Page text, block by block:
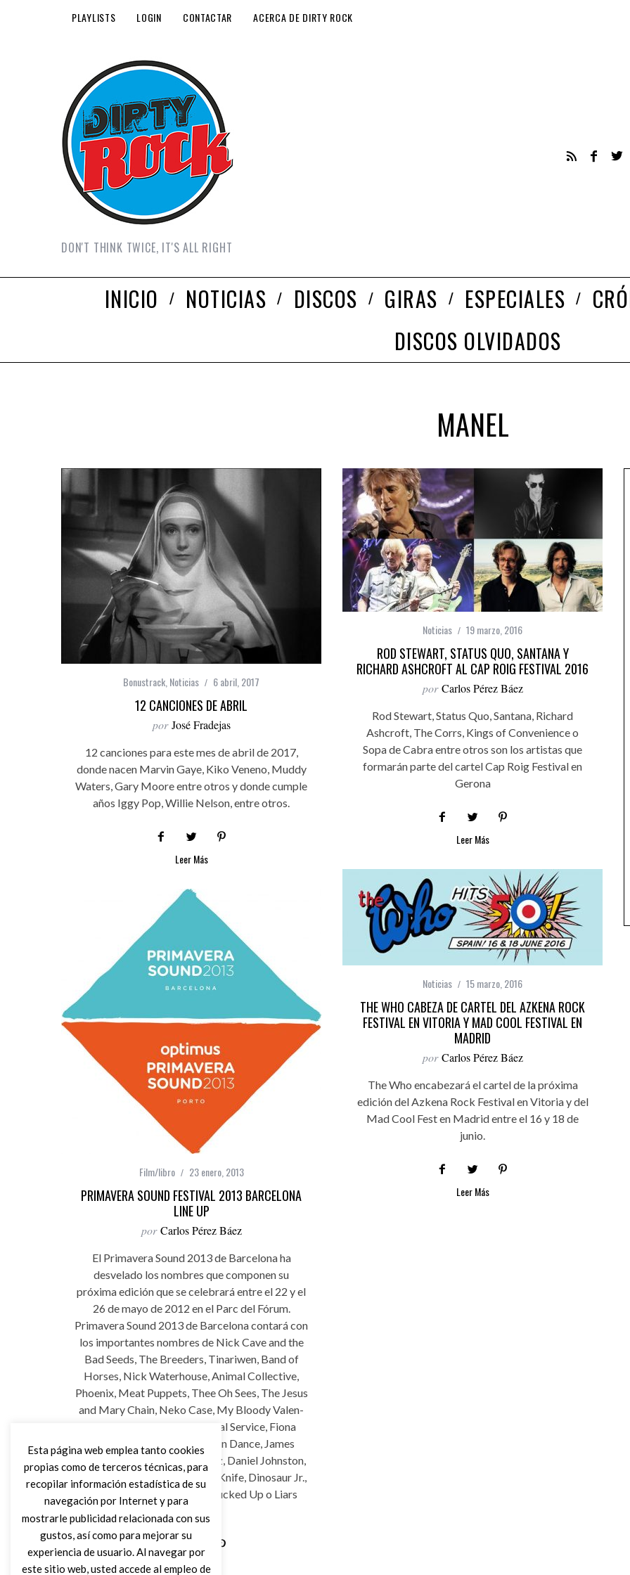
PLAYLISTS LOGIN CONTACTAR ACERCA DE DIRTY ROCK
DON'T THINK TWICE, IT'S ALL RIGHT
INICIO NOTICIAS DISCOS GIRAS ESPECIALES
DISCOS OLVIDADOS
MANEL
Bonustrack Noticias 6 abril, 2017
12 CANCIONES DE ABRIL
por José Fradejas
12 canciones para este mes de abril de 2017,
donde nacen Marvin Gaye, Kiko Veneno, Muddy
Waters, Gary Moore entre otros y donde cumple
años Iggy Pop, Willie Nelson, entre otros.
Leer Más
Noticias 19 marzo, 2016
ROD STEWART, STATUS QUO, SANTANA Y
RICHARD ASHCROFT AL CAP ROIG FESTIVAL 2016
por Carlos Pérez Báez
Rod Stewart, Status Quo, Santana, Richard
Ashcroft, The Corrs, Kings of Convenience o
Sopa de Cabra entre otros son los artistas que
formarán parte del cartel Cap Roig Festival en
Gerona
Leer Más
Noticias 15 marzo, 2016
THE WHO CABEZA DE CARTEL DEL AZKENA ROCK
FESTIVAL EN VITORIA Y MAD COOL FESTIVAL EN
MADRID
por Carlos Pérez Báez
The Who encabezará el cartel de la próxima
edición del Azkena Rock Festival en Vitoria y del
Mad Cool Fest en Madrid entre el 16 y 18 de
junio.
Leer Más
Film/libro 23 enero, 2013
PRIMAVERA SOUND FESTIVAL 2013 BARCELONA
LINE UP
por Carlos Pérez Báez
El Primavera Sound 2013 de Barcelona ha
desvelado los nombres que componen su
próxima edición que se cele­brará entre el 22 y el
26 de mayo de 2012 en el Parc del Fórum.
Primavera Sound 2013 de Barcelona contará con
los importantes nombres de Nick Cave and the
Bad Seeds, The Breeders, Tina­ri­wen, Band of
Hor­ses, Nick Waterhouse, Ani­mal Collec­tive,
Phoe­nix, Meat Puppets, Thee Oh Sees, The Jesus
and Mary Chain, Neko Case, My Bloody Valen­
tine, Tame Impala, The Pos­tal Ser­vice, Fiona
Apple, Deer­hun­ter, Dead Can Dance, James
Blake, Grizzly Bear, Rodri­guez, Daniel Johns­ton,
Neu­ro­sis, Wu-Tang Clan, The Knife, Dino­saur Jr.,
Hot Chip, Swans, Solange, Fucked Up o Liars
entre otros.
Leer Más
Esta página web emplea tanto cookies
propias como de terceros técnicas, para
recopilar información estadística de su
navegación por Internet y para
mostrarle publicidad relacionada con sus
gustos, así como para mejorar su
experiencia de usuario. Al navegar por
este sitio web, usted accede al empleo de